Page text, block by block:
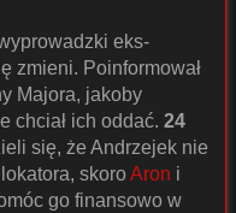
eks-
zmieni. Poinformował
Majora, jakoby
chciał ich oddać. 24
się, że Andrzejek nie
skoroAron i
go finansowo w